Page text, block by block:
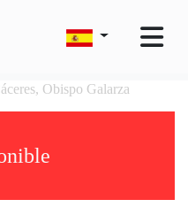
Obispo Galarza